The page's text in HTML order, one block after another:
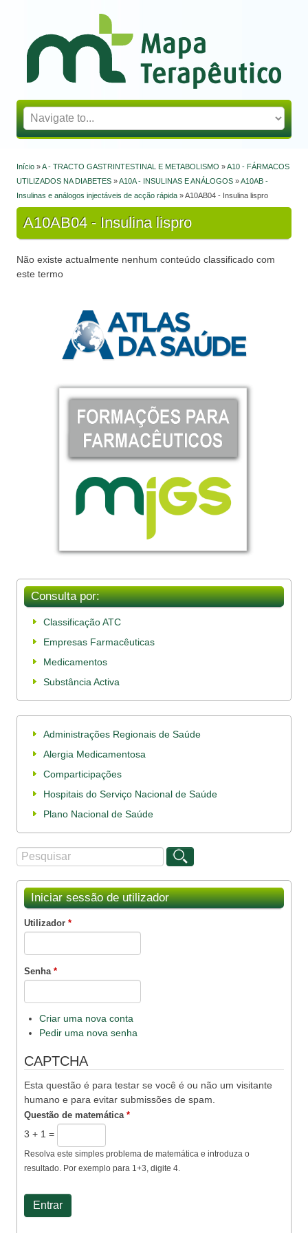
Mapa Terapêutico
Está aqui
Início »A - TRACTO GASTRINTESTINAL E METABOLISMO »A10 - FÁRMACOS
UTILIZADOS NA DIABETES »A10A - INSULINAS E ANÁLOGOS »A10AB -
Insulinas e análogos injectáveis de acção rápida » A10AB04 - Insulina lispro
A10AB04 - Insulina lispro
Não existe actualmente nenhum conteúdo classificado com
este termo
Consulta por:
Classificação ATC
Empresas Farmacêuticas
Medicamentos
Substância Activa
Administrações Regionais de Saúde
Alergia Medicamentosa
Comparticipações
Hospitais do Serviço Nacional de Saúde
Plano Nacional de Saúde
Formulário de procura
Procurar
Iniciar sessão de utilizador
Utilizador *
Senha *
Criar uma nova conta
Pedir uma nova senha
CAPTCHA
Esta questão é para testar se você é ou não um visitante
humano e para evitar submissões de spam.
Questão de matemática *
3 + 1 =
Resolva este simples problema de matemática e introduza o
resultado. Por exemplo para 1+3, digite 4.